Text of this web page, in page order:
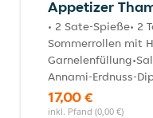
Appetizer
• 2 Sate-Spieße• 2
Sommerrollen mit
Annami-Erdnuss-
17,00 €
inkl. Pfand (0,00 €)